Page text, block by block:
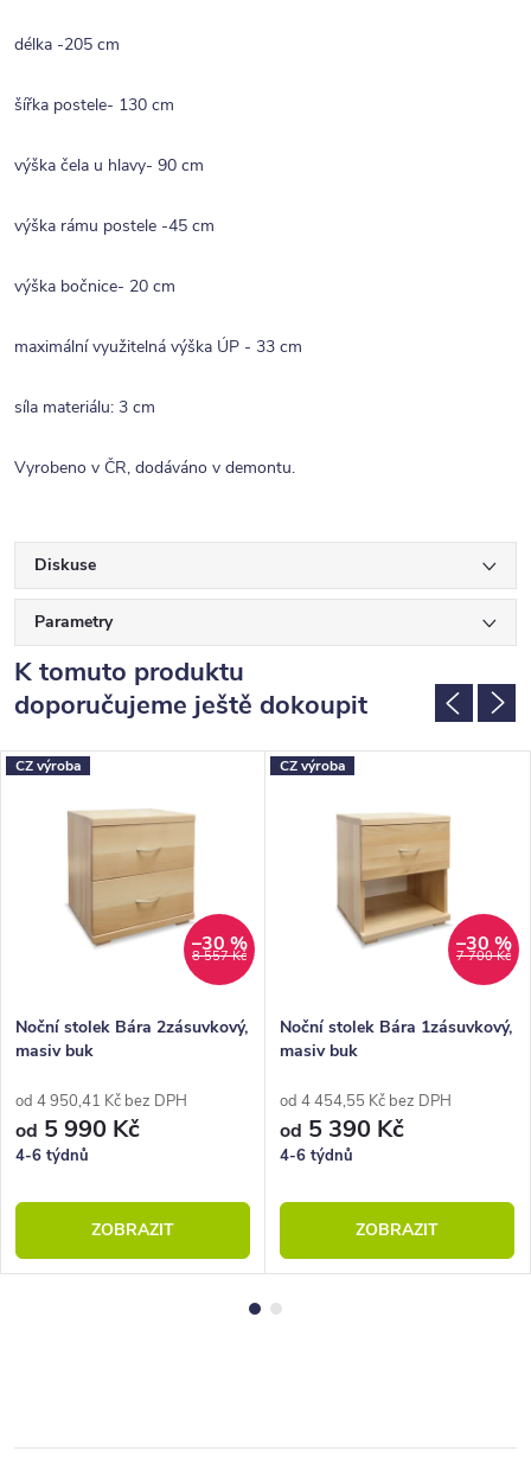
délka -205 cm
šířka postele- 130 cm
výška čela u hlavy- 90 cm
výška rámu postele -45 cm
výška bočnice- 20 cm
maximální využitelná výška ÚP - 33 cm
síla materiálu: 3 cm
Vyrobeno v ČR, dodáváno v demontu.
Diskuse
Parametry
K tomuto produktu
doporučujeme ještě dokoupit
CZ výroba
8 557 Kč
–30 %
Noční stolek Bára 2zásuvkový,
masiv buk
od 4 950,41 Kč bez DPH
od 5 990 Kč
4-6 týdnů
ZOBRAZIT
CZ výroba
7 700 Kč
–30 %
Noční stolek Bára 1zásuvkový,
masiv buk
od 4 454,55 Kč bez DPH
od 5 390 Kč
4-6 týdnů
ZOBRAZIT